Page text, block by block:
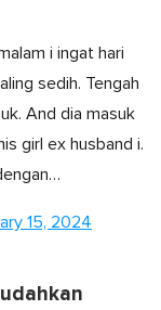
i ingat hari
sedih. Tengah
And dia masuk
girl ex husband i.
15, 2024